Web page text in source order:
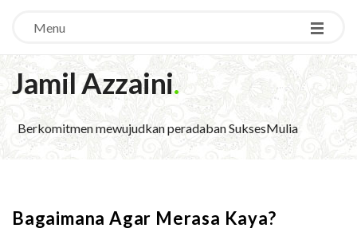
Menu
Jamil Azzaini.
Berkomitmen mewujudkan peradaban SuksesMulia
Bagaimana Agar Merasa Kaya?